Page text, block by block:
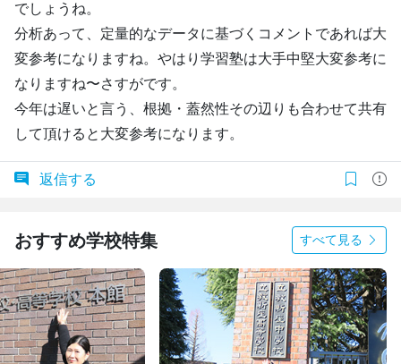
でしょうね。
分析あって、定量的なデータに基づくコメントであれば大
変参考になりますね。やはり学習塾は大手中堅大変参考に
なりますね〜さすがです。
今年は遅いと言う、根拠・蓋然性その辺りも合わせて共有
して頂けると大変参考になります。
返信する
おすすめ学校特集 すべて見る